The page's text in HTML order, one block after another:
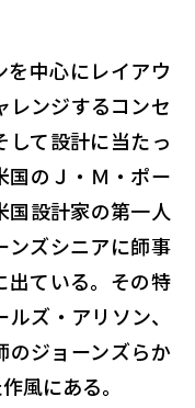
を中心にレイアウ
レンジするコンセ
して設計に当たっ
国のＪ・Ｍ・ポー
国設計家の第一人
ンズシニアに師事
出ている。その特
ズ・アリソン、
のジョーンズらか
風にある。